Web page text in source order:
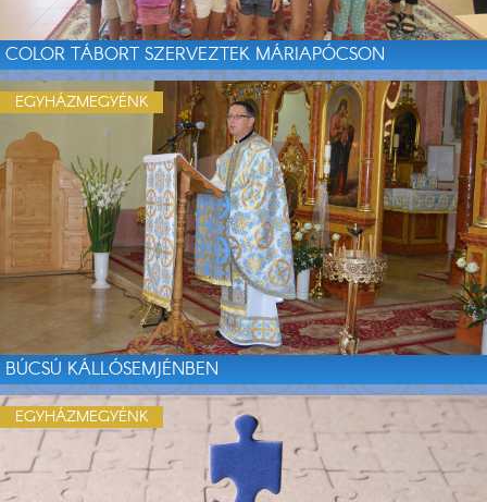
COLOR TÁBORT SZERVEZTEK MÁRIAPÓCSON
BÚCSÚ KÁLLÓSEMJÉNBEN
EGYHÁZMEGYÉNK
EGYHÁZMEGYÉNK